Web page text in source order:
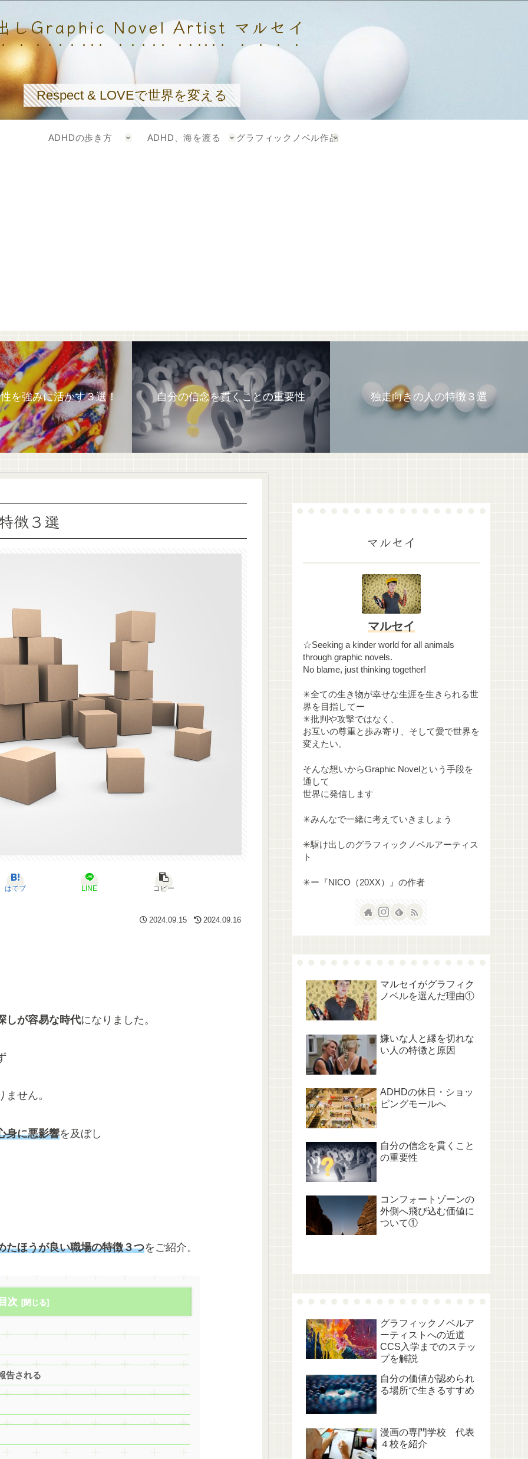
しGraphic Novel Artist マルセイ
Respect & LOVEで世界を変える
ADHDの歩き方 ADHD、海を渡る グラフィックノベル作品
を強みに活かす３選！ 自分の信念を貫くことの重要性 独走向きの人の特徴３選
徴３選
はてブ LINE コピー
2024.09.15 2024.09.16
しが容易な時代になりました。
せん。
身に悪影響を及ぼし
たほうが良い職場の特徴３つをご紹介。
次
告される
マルセイ
マルセイ
☆Seeking a kinder world for all animals
through graphic novels.
No blame, just thinking together!
✳︎全ての生き物が幸せな生涯を生きられる世
界を目指してー
✳︎批判や攻撃ではなく、
お互いの尊重と歩み寄り、そして愛で世界を
変えたい。
そんな想いからGraphic Novelという手段を
通して
世界に発信します
✳︎みんなで一緒に考えていきましょう
✳︎駆け出しのグラフィックノベルアーティス
ト
✳︎ー『NICO（20XX）』の作者
マルセイがグラフィク
ノベルを選んだ理由①
嫌いな人と縁を切れな
い人の特徴と原因
ADHDの休日・ショッ
ピングモールへ
自分の信念を貫くこと
の重要性
コンフォートゾーンの
外側へ飛び込む価値に
ついて①
グラフィックノベルア
ーティストへの近道
CCS入学までのステッ
プを解説
自分の価値が認められ
る場所で生きるすすめ
漫画の専門学校 代表
４校を紹介